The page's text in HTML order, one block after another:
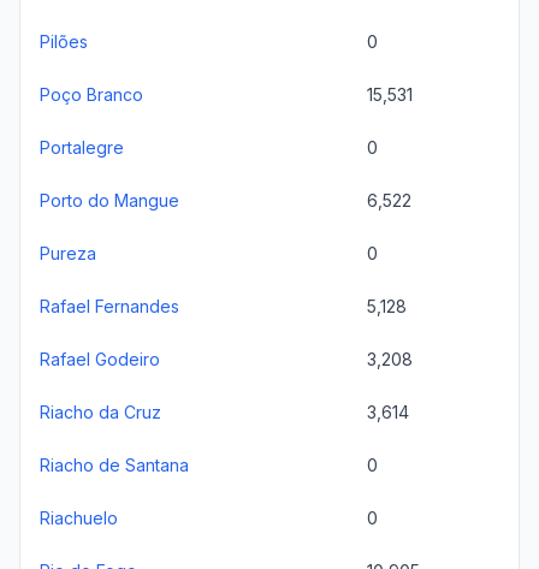
Pilões 0
Poço Branco 15,531
Portalegre 0
Porto do Mangue 6,522
Pureza 0
Rafael Fernandes 5,128
Rafael Godeiro 3,208
Riacho da Cruz 3,614
Riacho de Santana 0
Riachuelo 0